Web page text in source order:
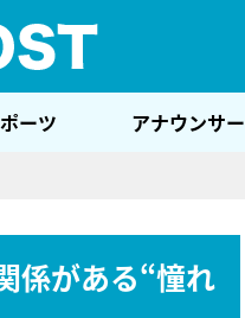
ーツ アナウンサー
係がある“憧れ